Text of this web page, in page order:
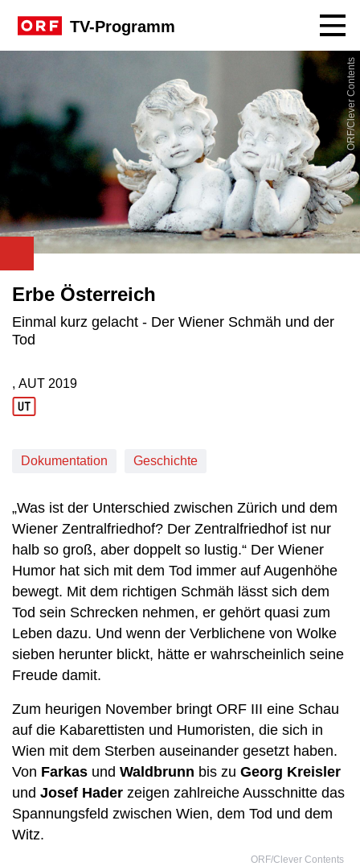
TV-Programm
ORF/Clever Contents
Erbe Österreich
Einmal kurz gelacht - Der Wiener Schmäh und der
Tod
Produktionsland: AUT
, AUT
Produktionsjahr: 2019
2019
Dokumentation Geschichte
„Was ist der Unterschied zwischen Zürich und dem
Wiener Zentralfriedhof? Der Zentralfriedhof ist nur
halb so groß, aber doppelt so lustig.“ Der Wiener
Humor hat sich mit dem Tod immer auf Augenhöhe
bewegt. Mit dem richtigen Schmäh lässt sich dem
Tod sein Schrecken nehmen, er gehört quasi zum
Leben dazu. Und wenn der Verblichene von Wolke
sieben herunter blickt, hätte er wahrscheinlich seine
Freude damit.
Zum heurigen November bringt ORF III eine Schau
auf die Kabarettisten und Humoristen, die sich in
Wien mit dem Sterben auseinander gesetzt haben.
Von Farkas und Waldbrunn bis zu Georg Kreisler
und Josef Hader zeigen zahlreiche Ausschnitte das
Spannungsfeld zwischen Wien, dem Tod und dem
Witz.
ORF/Clever Contents